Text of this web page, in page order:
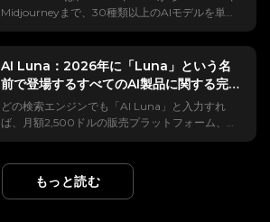
するのか（人→都市→大陸→地球→宇宙）地球ズ
カメラを連続的に引き戻す単一のものです。 映像
は被写体に密着した状態から始まり、徐々に後退
していく。通りを通り過ぎ、都市の上空を通り、
大陸の上空を越え、最後には黒い宇宙を背景にし
た地球の丸みを余すところなく捉える。 映画的な
印象を与える理由は、動きが途切れることなく続
くからだ。 HiggsfieldのEarth Zoom Outモーシ
物理ベースのカメラパスをシミュレートするた
め、スケールの変化が編集でつなぎ合わせたもの
する疑問も含めた正直なメリットとデメリットに
エージェントです。つまり、単に話すだけでな
く、1つの指示に基づいて完全なデジタルタスクを
計画して実行するソフトウェアです。 それは、ス
ライドデッキの作成方法を説明するアシスタント
行可能なAIを1文で説明すると（エージェントとチ
ャットボットの違い）チャットボットが応答しま
す。 実行可能な行為。 接続されたアプリや仮想
ます。実際の料金体系、競合他社が曖昧にしてい
るクレジット計算方法、繰り返し出てくる不満
点、そして契約前に検討する価値のある代替案な
してどのように動作するのか？ Flashloopは、
Veo 3、Kling、Sora 2などの高性能モデルを使用
して、テキストプロンプトや静止画像を短い動画
クリップに変換するモバイルAIビデオジェネレー
マートフォンで撮影でき、編集スキルは不要。し
かも、5つの別々のログインではなく、1つのサブ
スクリプションで複数のトップモデルを利用でき
動画生成のために構築されており、ユーザーは写
真からダンス、リップシンク、ミーム風、パフォ
ーマンス動画などを作成できます。 しかし、指示
が​​曖昧すぎると、結果がぼやけて見えたり、硬く
見えたり、あるいは完全に流行から外れてしまう
の実用的なプロンプトをカテゴリ別に見つける方
法を紹介します。これにより、TikTok、
Instagram Reels、YouTube Shorts、ミーム、フ
ァン編集、ミュージックビデオ、キャラクターア
ニメーションなどのコンテンツを、より迅速にコ
ピー、貼り付け、調整、生成できます。 Viggle
Midjourneyまで、30種類以上のAIモデルを単一
のプラットフォームに統合しています。 Veo 3の
動画1本を視聴するのに140クレジットも消費する
のに、新規登録者にはたった30クレジットしか付
与されないと知るまでは、素晴らしい話に聞こえ
る。 ほぼすべてのAIプラットフォームは「無料」
を謳っているが、実際には1つの出力を生成するの
に必要な機能すら提供せず、すぐに支払い画面が
表示される。 EaseMateも同様の手法を採用して
テムの使い方を理解すれば、他社よりも寛大だ。
このガイドでは、EaseMate AIの無料クレジット
AI Luna：2026年に「Luna」という名
前で登場するすべてのAI製品に関する完全
ガイド
どの検索エンジンでも「AI Luna」と入力すれ
ば、月額2,500ドルの販売プラットフォーム、低
価格の防犯カメラ、そして41,000ドルの人型ロ
AI上では、15種類以上の無関係な製品が「Luna」
という名前を共有しており、ブランドの混乱を招
き、購入者を誤った製品ページに誘導したり、
もっと読む